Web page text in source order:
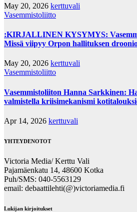
May 20, 2026 kerttuvali
Vasemmistoliitto
:KIRJALLINEN KYSYMYS:
Missä viipyy Orpon hallituksen
May 20, 2026 kerttuvali
Vasemmistoliitto
Vasemmistoliiton Hanna Sarkkinen:
valmistella kriisimekanismi
Apr 14, 2026 kerttuvali
YHTEYDENOTOT
Victoria Media/ Kerttu Vali
Pajamäenkatu 14, 48600 Kotka
Puh/SMS: 040-5563129
email: debaattilehti(@)victoriamedia.fi
Lukijan kirjoitukset